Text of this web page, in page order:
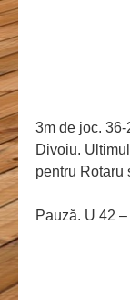
3m de joc.
Divoiu.
pentru Rotaru
Pauză. U 42